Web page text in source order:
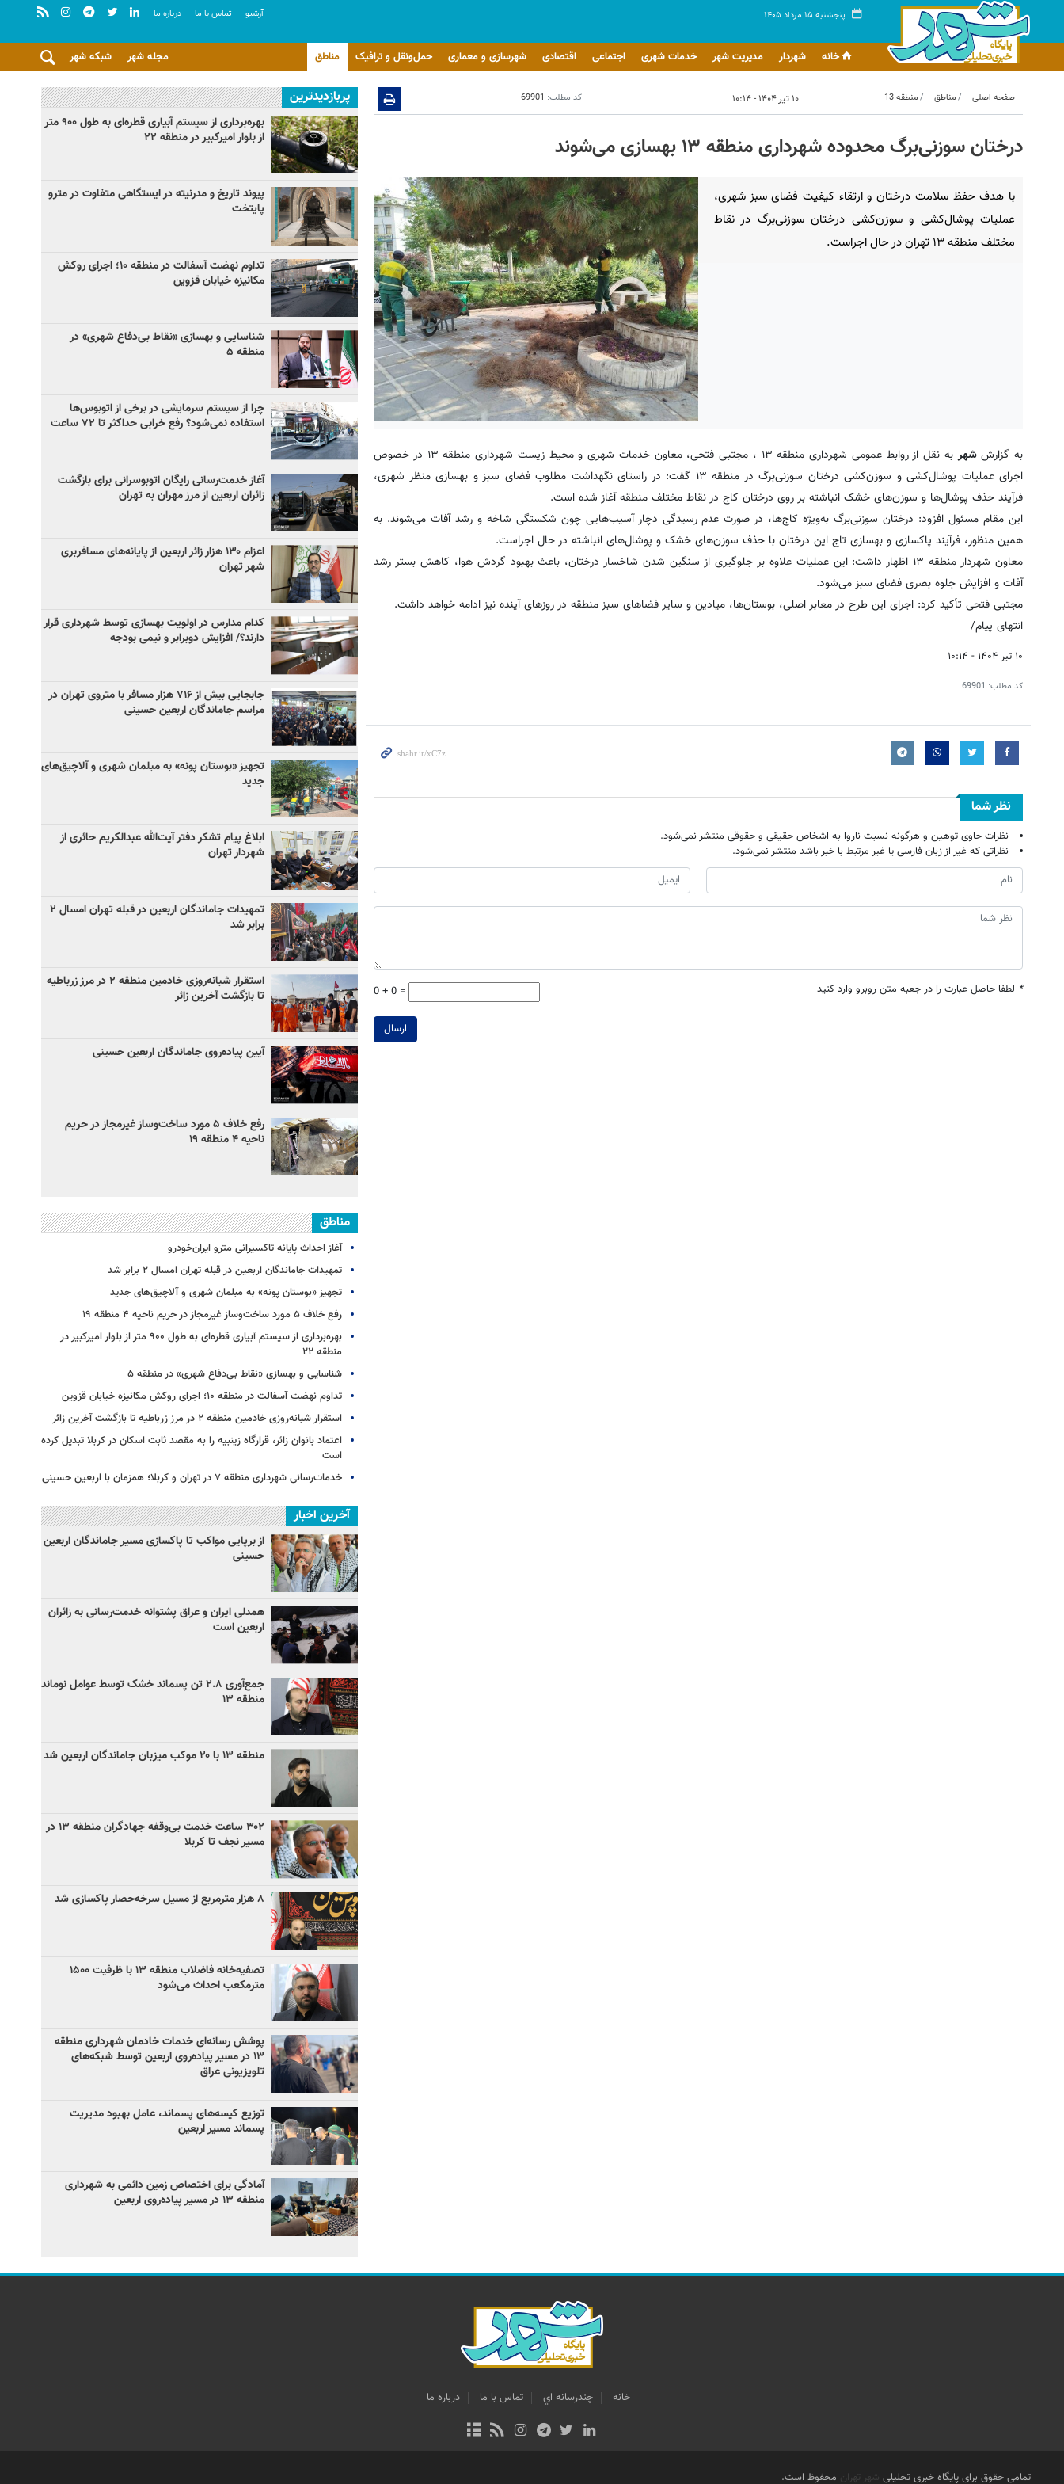
پنجشنبه ۱۵ مرداد ۱۴۰۵ آرشيو تماس با ما درباره ما
خانه شهردار مدیریت شهر خدمات شهری اجتماعی اقتصادی شهرسازی و معماری حمل‌ونقل و ترافیک مناطق شبکه شهر مجله شهر
صفحه اصلی مناطق منطقه 13 ۱۰ تیر ۱۴۰۴ - ۱۰:۱۴ کد مطلب: 69901
درختان سوزنی‌برگ محدوده شهرداری منطقه ۱۳ بهسازی می‌شوند
با هدف حفظ سلامت درختان و ارتقاء کیفیت فضای سبز شهری،
عملیات پوشال‌کشی و سوزن‌کشی درختان سوزنی‌برگ در نقاط
مختلف منطقه ۱۳ تهران در حال اجراست.
به گزارششهر
به نقل از روابط عمومی شهرداری منطقه ۱۳ ، مجتبی فتحی، معاون خدمات شهری و محیط زیست شهرداری منطقه ۱۳ در خصوص
اجرای عملیات پوشال‌کشی و سوزن‌کشی درختان سوزنی‌برگ در منطقه ۱۳ گفت: در راستای نگهداشت مطلوب فضای سبز و بهسازی منظر شهری،
فرآیند حذف پوشال‌ها و سوزن‌های خشک انباشته بر روی درختان کاج در نقاط مختلف منطقه آغاز شده است.
این مقام مسئول افزود: درختان سوزنی‌برگ به‌ویژه کاج‌ها، در صورت عدم رسیدگی دچار آسیب‌هایی چون شکستگی شاخه و رشد آفات می‌شوند. به
همین منظور، فرآیند پاکسازی و بهسازی تاج این درختان با حذف سوزن‌های خشک و پوشال‌های انباشته در حال اجراست.
معاون شهردار منطقه ۱۳ اظهار داشت: این عملیات علاوه بر جلوگیری از سنگین شدن شاخسار درختان، باعث بهبود گردش هوا، کاهش بستر رشد
آفات و افزایش جلوه بصری فضای سبز می‌شود.
مجتبی فتحی تأکید کرد: اجرای این طرح در معابر اصلی، بوستان‌ها، میادین و سایر فضاهای سبز منطقه در روزهای آینده نیز ادامه خواهد داشت.
انتهای پیام/
۱۰ تیر ۱۴۰۴ - ۱۰:۱۴
کد مطلب: 69901
نظر شما
نظرات حاوی توهین و هرگونه نسبت ناروا به اشخاص حقیقی و حقوقی منتشر نمی‌شود.
نظراتی که غیر از زبان فارسی یا غیر مرتبط با خبر باشد منتشر نمی‌شود.
* لطفا حاصل عبارت را در جعبه متن روبرو وارد کنید 0 + 0 =
ارسال
پربازدیدترین
بهره‌برداری از سیستم آبیاری قطره‌ای به طول ۹۰۰ متر
از بلوار امیرکبیر در منطقه ۲۲
پیوند تاریخ و مدرنیته در ایستگاهی متفاوت در مترو
پایتخت
تداوم نهضت آسفالت در منطقه ۱۰؛ اجرای روکش
مکانیزه خیابان قزوین
شناسایی و بهسازی «نقاط بی‌دفاع شهری» در
منطقه ۵
چرا از سیستم سرمایشی در برخی از اتوبوس‌ها
استفاده نمی‌شود؟ رفع خرابی حداکثر تا ۷۲ ساعت
آغاز خدمت‌رسانی رایگان اتوبوسرانی برای بازگشت
زائران اربعین از مرز مهران به تهران
اعزام ۱۳۰ هزار زائر اربعین از پایانه‌های مسافربری
شهر تهران
کدام مدارس در اولویت بهسازی توسط شهرداری قرار
دارند؟/ افزایش دوبرابر و نیمی بودجه
جابجایی بیش از ۷۱۶ هزار مسافر با متروی تهران در
مراسم جاماندگان اربعین حسینی
تجهیز «بوستان پونه» به مبلمان شهری و آلاچیق‌های
جدید
ابلاغ پیام تشکر دفتر آیت‌الله عبدالکریم حائری از
شهردار تهران
تمهیدات جاماندگان اربعین در قبله تهران امسال ۲
برابر شد
استقرار شبانه‌روزی خادمین منطقه ۲ در مرز زرباطیه
تا بازگشت آخرین زائر
آیین پیاده‌روی جاماندگان اربعین حسینی
رفع خلاف ۵ مورد ساخت‌وساز غیرمجاز در حریم
ناحیه ۴ منطقه ۱۹
مناطق
آغاز احداث پایانه تاکسیرانی مترو ایران‌خودرو
تمهیدات جاماندگان اربعین در قبله تهران امسال ۲ برابر شد
تجهیز «بوستان پونه» به مبلمان شهری و آلاچیق‌های جدید
رفع خلاف ۵ مورد ساخت‌وساز غیرمجاز در حریم ناحیه ۴ منطقه ۱۹
بهره‌برداری از سیستم آبیاری قطره‌ای به طول ۹۰۰ متر از بلوار امیرکبیر در
منطقه ۲۲
شناسایی و بهسازی «نقاط بی‌دفاع شهری» در منطقه ۵
تداوم نهضت آسفالت در منطقه ۱۰؛ اجرای روکش مکانیزه خیابان قزوین
استقرار شبانه‌روزی خادمین منطقه ۲ در مرز زرباطیه تا بازگشت آخرین زائر
اعتماد بانوان زائر، قرارگاه زینبیه را به مقصد ثابت اسکان در کربلا تبدیل کرده
است
خدمات‌رسانی شهرداری منطقه ۷ در تهران و کربلا؛ همزمان با اربعین حسینی
آخرین اخبار
از برپایی مواکب تا پاکسازی مسیر جاماندگان اربعین
حسینی
همدلی ایران و عراق پشتوانه خدمت‌رسانی به زائران
اربعین است
جمع‌آوری ۲.۸ تن پسماند خشک توسط عوامل نوماند
منطقه ۱۳
منطقه ۱۳ با ۲۰ موکب میزبان جاماندگان اربعین شد
۳۰۲ ساعت خدمت بی‌وقفه جهادگران منطقه ۱۳ در
مسیر نجف تا کربلا
۸ هزار مترمربع از مسیل سرخه‌حصار پاکسازی شد
تصفیه‌خانه فاضلاب منطقه ۱۳ با ظرفیت ۱۵۰۰
مترمکعب احداث می‌شود
پوشش رسانه‌ای خدمات خادمان شهرداری منطقه
۱۳ در مسیر پیاده‌روی اربعین توسط شبکه‌های
تلویزیونی عراق
توزیع کیسه‌های پسماند، عامل بهبود مدیریت
پسماند مسیر اربعین
آمادگی برای اختصاص زمین دائمی به شهرداری
منطقه ۱۳ در مسیر پیاده‌روی اربعین
خانه چندرسانه اي تماس با ما درباره ما
تمامی حقوق برای پایگاه خبری تحلیلی شهر تهران محفوظ است.